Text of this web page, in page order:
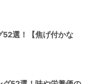
52選！【焦げ付かな